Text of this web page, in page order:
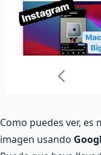
Como puedes ver,
imagen usando